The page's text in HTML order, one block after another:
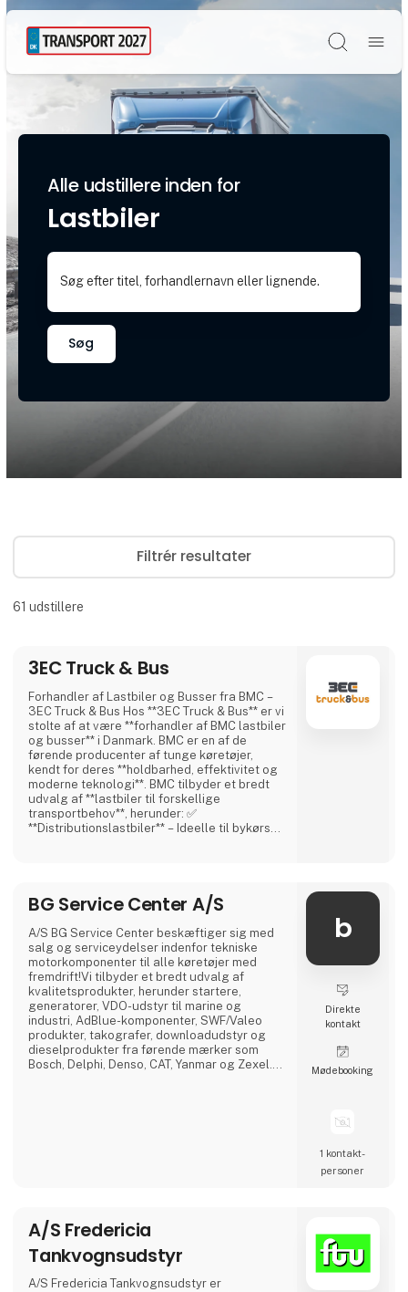
Søg
Alle udstillere inden for
Lastbiler
Søg efter titel, forhandlernavn eller lignende.
Søg
Filtrér resultater
61 udstillere
3EC Truck & Bus
Forhandler af Lastbiler og Busser fra BMC –
3EC Truck & Bus Hos **3EC Truck & Bus** er vi
stolte af at være **forhandler af BMC lastbiler
og busser** i Danmark. BMC er en af de
førende producenter af tunge køretøjer,
kendt for deres **holdbarhed, effektivitet og
moderne teknologi**. BMC tilbyder et bredt
udvalg af **lastbiler til forskellige
transportbehov**, herunder: ✅
**Distributionslastbiler** – Ideelle til bykørsel
designet med **brændstoføkonomi, sikkerhed
BG Service Center A/S
A/S BG Service Center beskæftiger sig med
salg og serviceydelser indenfor tekniske
motorkomponenter til alle køretøjer med
fremdrift!Vi tilbyder et bredt udvalg af
kvalitetsprodukter, herunder startere,
generatorer, VDO-udstyr til marine og
industri, AdBlue-komponenter, SWF/Valeo
produkter, takografer, downloadudstyr og
dieselprodukter fra førende mærker som
Bosch, Delphi, Denso, CAT, Yanmar og Zexel.Vi
b
Direkte
kontakt
Møde­booking
1 kontakt­
personer
A/S Fredericia
Tankvognsudstyr
A/S Fredericia Tankvognsudstyr er